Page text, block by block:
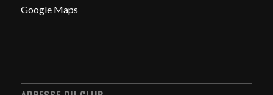
Google Maps